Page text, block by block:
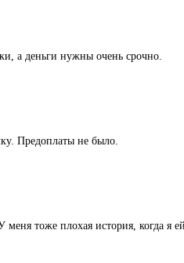
а деньги нужны очень срочно.
Предоплаты не было.
тоже плохая история, когда я